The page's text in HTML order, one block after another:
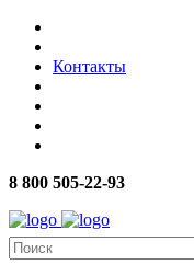
Контакты
8 800 505-22-93